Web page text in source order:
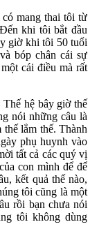
mang thai tôi từ
khi tôi bắt đầu
giờ khi tôi 50 tuổi
bóp chân cái sự
cái điều mà rất
hệ bây giờ thế
nói những câu là
lắm thế. Thành
phụ huynh vào
tất cả các quý vị
con mình để để
kết quả thế nào,
tôi cũng là một
rồi bạn chưa nói
tôi không dùng